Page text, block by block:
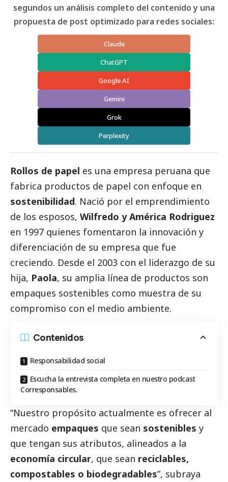
segundos un análisis completo del contenido y una
propuesta de post optimizado para redes sociales:
Claude
ChatGPT
Google AI
Gemini
Grok
Perplexity
Rollos de papel es una empresa peruana que
fabrica productos de papel con enfoque en
sostenibilidad. Nació por el emprendimiento
de los esposos, Wilfredo y América Rodriguez
en 1997 quienes fomentaron la innovación y
diferenciación de su empresa que fue
creciendo. Desde el 2003 con el liderazgo de su
hija, Paola, su amplia línea de productos son
empaques sostenibles como muestra de su
compromiso con el medio ambiente.
Contenidos
Responsabilidad social
Escucha la entrevista completa en nuestro podcast
Corresponsables.
“Nuestro propósito actualmente es ofrecer al
mercado empaques que sean sostenibles y
que tengan sus atributos, alineados a la
economía circular, que sean reciclables,
compostables o biodegradables”, subraya